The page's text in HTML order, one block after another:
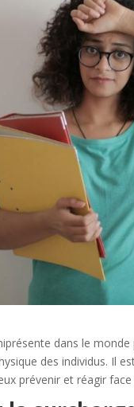
dans le
des individus. Il
prévenir et réagir